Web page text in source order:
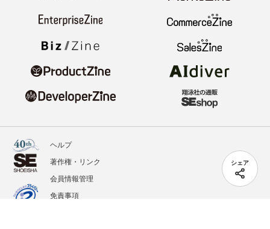
シェア
ヘルプ
著作権・リンク
会員情報管理
免責事項